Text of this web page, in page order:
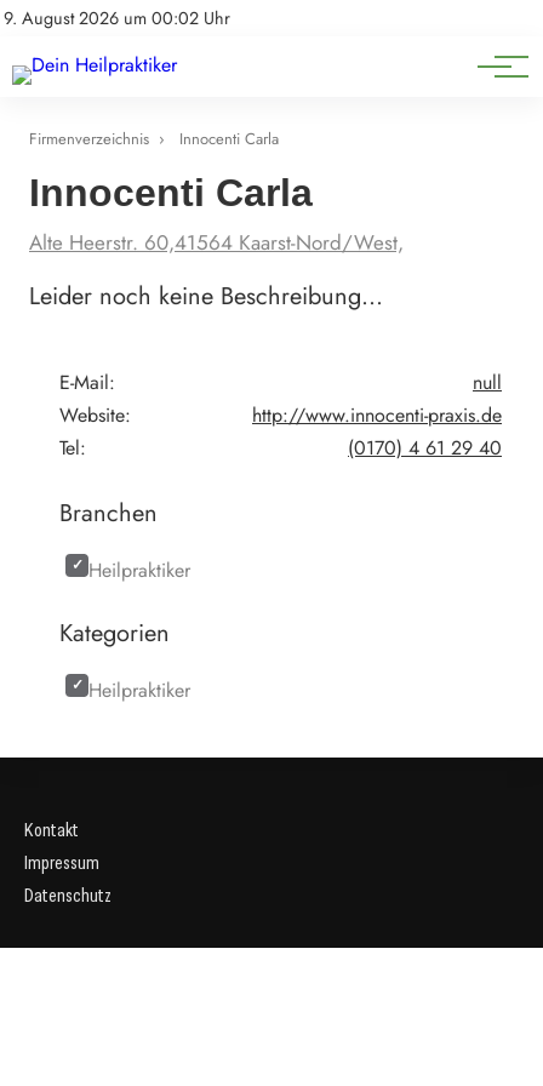
9. August 2026 um 00:02 Uhr
Impressum
Natürliche Medizin
Heilpflanzen & Kräuterkunde
Firmenverzeichnis › Innocenti Carla
Innocenti Carla
Alte Heerstr. 60,41564 Kaarst-Nord/West,
Leider noch keine Beschreibung…
E-Mail:
null
Website:
http://www.innocenti-praxis.de
Tel:
(0170) 4 61 29 40
Branchen
Heilpraktiker
Kategorien
Heilpraktiker
Kontakt
Impressum
Datenschutz